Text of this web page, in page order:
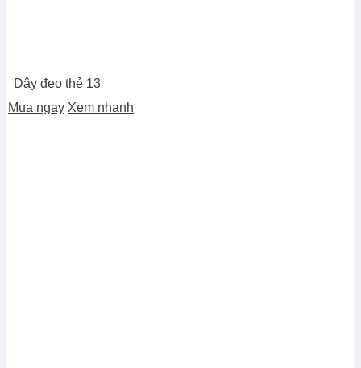
Dây đeo thẻ 13
Mua ngay Xem nhanh